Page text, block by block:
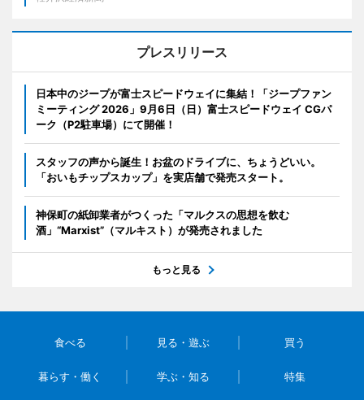
プレスリリース
日本中のジープが富士スピードウェイに集結！「ジープファン
ミーティング 2026」9月6日（日）富士スピードウェイ CGパ
ーク（P2駐車場）にて開催！
スタッフの声から誕生！お盆のドライブに、ちょうどいい。
「おいもチップスカップ」を実店舗で発売スタート。
神保町の紙卸業者がつくった「マルクスの思想を飲む
酒」“Marxist”（マルキスト）が発売されました
もっと見る
食べる 見る・遊ぶ 買う
暮らす・働く 学ぶ・知る 特集